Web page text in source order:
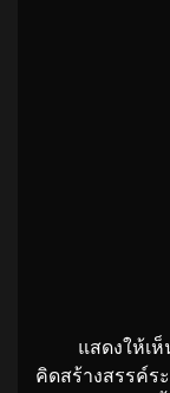
แสดงให้เห็น
คิดสร้างสรรค์ร